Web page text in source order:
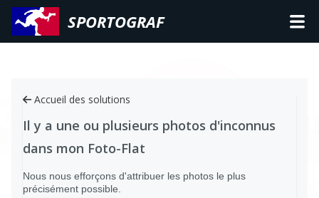
SPORTOGRAF
Accueil des solutions
Il y a une ou plusieurs photos d'inconnus
dans mon Foto-Flat
Nous nous efforçons d'attribuer les photos le plus
précisément possible.